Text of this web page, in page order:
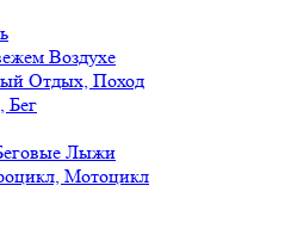
Воздухе
Отдых, Поход
Бег
Лыжи
Мотоцикл